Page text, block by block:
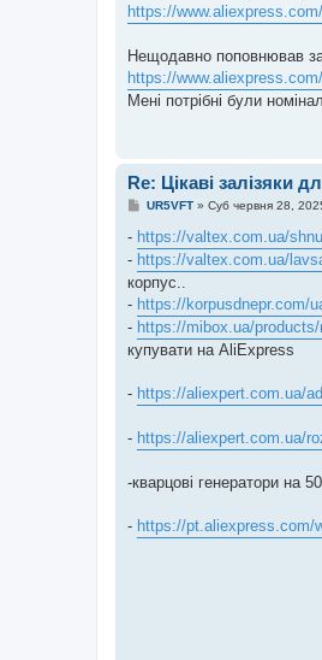
https://
Нещодавно поповнював
https://
Мені потрібні були
Re: Цікаві залізяки
П
в
і
д
о
м
л
е
н
н
UR5VFT» Суб червня 28,
- https://valtex.com.ua/
- https://valtex.com.ua/
корпус..
- https://korpusdnepr.com/
- https://mibox.ua/
купувати на AliExpress
- https://aliexpert.com.ua/
- https://aliexpert.com.ua/
-кварцові генератори на
- https://pt.aliexpress.com/